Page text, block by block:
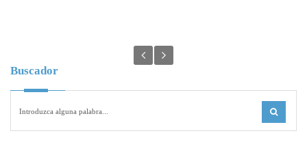
Buscador